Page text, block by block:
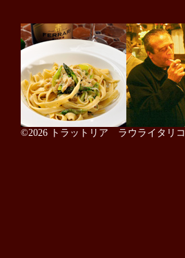
©2026 トラットリア ラウライタリコ